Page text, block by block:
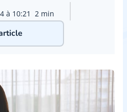
à 10:21 2 min